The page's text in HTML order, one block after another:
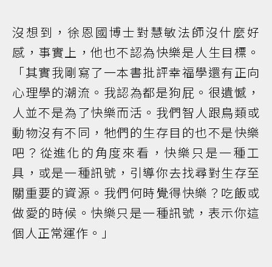
沒想到，徐恩國博士對慧敏法師沒什麼好
感，事實上，他也不認為快樂是人生目標。
「其實我剛寫了一本書批評幸福學還有正向
心理學的潮流。我認為都是狗屁。很遺憾，
人並不是為了快樂而活。我們智人跟鳥類或
動物沒有不同，牠們的生存目的也不是快樂
吧？從進化的角度來看，快樂只是一種工
具，或是一種訊號，引導你去找尋對生存至
關重要的資源。我們何時覺得快樂？吃飯或
做愛的時候。快樂只是一種訊號，表示你這
個人正常運作。」